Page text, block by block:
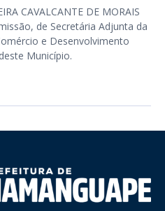
CAVALCANTE DE MORAIS
de Secretária Adjunta da
e Desenvolvimento
Município.